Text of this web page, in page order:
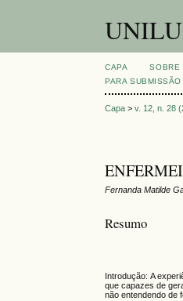
CAPA SOBRE
PARA SUBMISSÃO
Capa >v. 12, n. 28
Fernanda Matilde
Resumo
Introdução: A
que capazes de
não entendendo de